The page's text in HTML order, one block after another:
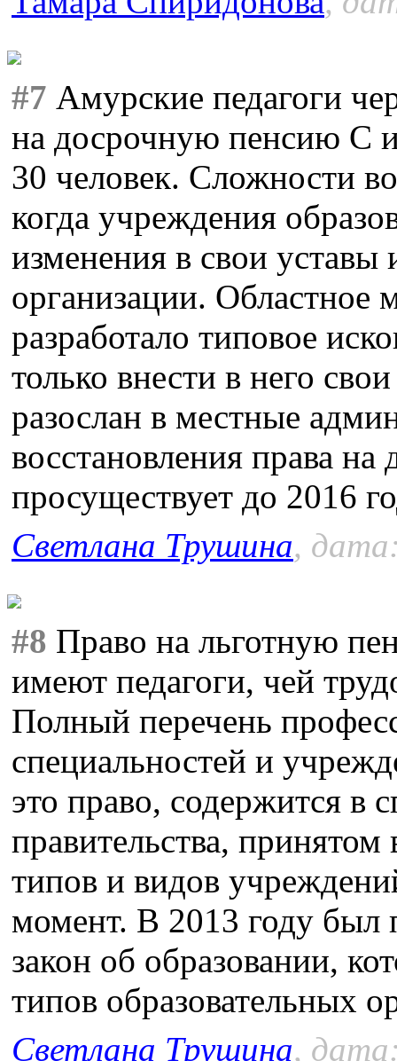
#7 Амурские педагоги
на досрочную пенсию С
30 человек. Сложности
когда учреждения
изменения в свои уставы
организации. Областное
разработало типовое
только внести в него
разослан в местные
восстановления права
просуществует до 2016
Светлана Трушина,
#8 Право на льготную
имеют педагоги, чей
Полный перечень
специальностей и
это право, содержится в
правительства,
типов и видов
момент. В 2013 году
закон об образовании,
типов образовательных
Светлана Трушина,